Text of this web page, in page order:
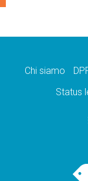
Chi siamo
Status